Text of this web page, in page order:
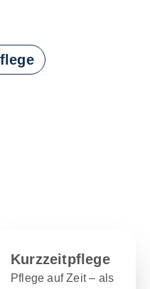
Kurzzeitpflege
Pflege auf Zeit – als